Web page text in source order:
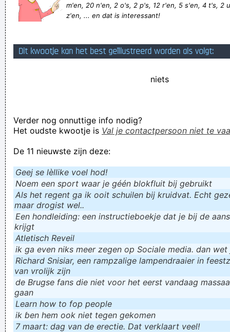
Ik geloof dat ik fans van lokeren hoor, kan dat?
Geej se lèllike voel hod!
m'en, 20 n'en, 2 o's, 2 p's, 12 r'en, 5 s'en, 4 t's, 2
z'en, ... en dat is interessant!
Dit kwootje kan het best geïllustreerd worden als volgt:
niets
Verder nog onnuttige info nodig?
Het oudste kwootje is Val je contactpersoon niet te
De 11 nieuwste zijn deze:
Geej se lèllike voel hod!
Noem een sport waar je géén blokfluit bij gebruikt
Als het regent ga ik ooit schuilen bij kruidvat. Echt
maar drogist wel..
Een hondleiding: een instructieboekje dat je bij de
krijgt
Atletisch Reveil
ik ga even niks meer zegen op Sociale media. dan
Richard Snisiar, een rampzalige lampendraaier in
van vrolijk zijn
de Brugse fans die niet voor het eerst vandaag
gaan
Learn how to fop people
ik ɓen hem ook niet tegen gekomen
7 maart: dag van de erectie. Dat verklaart veel!